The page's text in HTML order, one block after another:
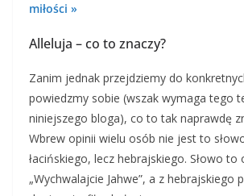
miłości »
Alleluja – co to znaczy?
Zanim jednak przejdziemy do
powiedzmy sobie (wszak wymaga tego
niniejszego bloga), co to tak naprawdę
Wbrew opinii wielu osób nie jest to
łacińskiego, lecz hebrajskiego. Słowo to
„Wychwalajcie Jahwe”, a z hebrajskiego